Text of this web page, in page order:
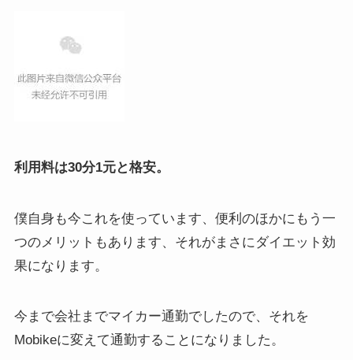
利用料は30分1元と格安。
僕自身も今これを使っています、便利のほかにもう一
つのメリットもあります、それがまさにダイエット効
果になります。
今まで会社までマイカー通勤でしたので、それを
Mobikeに変えて通勤することになりました。